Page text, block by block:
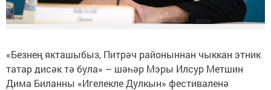
«Безнең якташыбыз, Питрәч районыннан чыккан этник
татар дисәк тә була» – шәһәр Мэры Илсур Метшин
Дима Биланны «Игелекле Дулкын» фестиваленә